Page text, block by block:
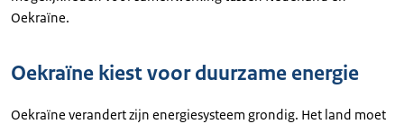
Oekraïne.
Oekraïne kiest voor duurzame energie
Oekraïne verandert zijn energiesysteem grondig. Het land moet